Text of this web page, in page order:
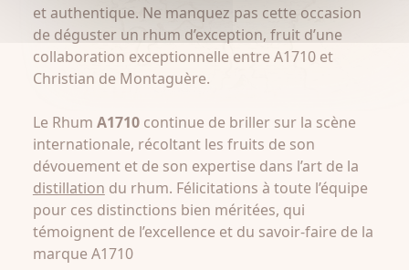
et authentique. Ne manquez pas cette occasion
de déguster un rhum d’exception, fruit d’une
collaboration exceptionnelle entre A1710 et
Christian de Montaguère.
Le Rhum A1710continue de briller sur la scène
internationale, récoltant les fruits de son
dévouement et de son expertise dans l’art de la
distillation du rhum. Félicitations à toute l’équipe
pour ces distinctions bien méritées, qui
témoignent de l’excellence et du savoir-faire de la
marque A1710